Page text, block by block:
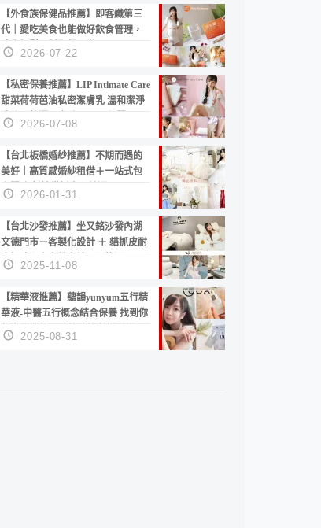
【外食族保健品推薦】即客纖第三
代｜愛吃美食也能做好飲食管理，
陪你輕鬆面對聚餐日常！
2026-07-22
【私密保養推薦】LIP Intimate Care
甜菜荷荷芭油私密潔膚乳 溫和潔淨
洗後不乾澀 不起泡反而更舒服！
2026-07-08
【台北板橋婚紗推薦】不期而遇的
美好｜高質感婚紗租借＋一站式包
套服務 新娘備婚省心首選！
2026-01-31
【台北沙發推薦】坐又銘沙發內湖
文德門市－客製化設計 ＋ 貓抓皮耐
磨好清潔｜直營直銷、價格透明
高CP值打造夢想居家風格
2025-11-08
【精華液推薦】蘊韻yunyum五行精
華液-中醫五行概念結合保養 找到你
的專屬精華！ 水㊀土㊀就選「潤・
賦精華」維持肌膚剛剛好的平衡
2025-08-31